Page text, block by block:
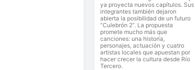
ya proyecta nuevos capítulos. Sus
integrantes también dejaron
abierta la posibilidad de un futuro
“Culebrón 2”. La propuesta
promete mucho más que
canciones: una historia,
personajes, actuación y cuatro
artistas locales que apuestan por
hacer crecer la cultura desde Río
Tercero.